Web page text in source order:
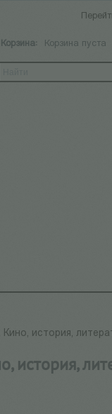
Корзина: Корзина пуста
история,
история,